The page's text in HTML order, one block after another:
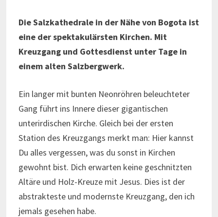
Die Salzkathedrale in der Nähe von Bogota ist
eine der spektakulärsten Kirchen. Mit
Kreuzgang und Gottesdienst unter Tage in
einem alten Salzbergwerk.
Ein langer mit bunten Neonröhren beleuchteter
Gang führt ins Innere dieser gigantischen
unterirdischen Kirche. Gleich bei der ersten
Station des Kreuzgangs merkt man: Hier kannst
Du alles vergessen, was du sonst in Kirchen
gewohnt bist. Dich erwarten keine geschnitzten
Altäre und Holz-Kreuze mit Jesus. Dies ist der
abstrakteste und modernste Kreuzgang, den ich
jemals gesehen habe.